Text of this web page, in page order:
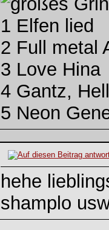
1 Elfen lied
2 Full metal
3 Love Hina
4 Gantz,
5 Neon
hehe
shamplo